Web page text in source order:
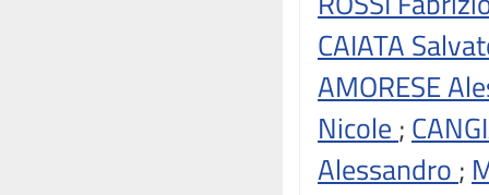
CAIATA
AMORESE
Nicole ;
Alessandro ;